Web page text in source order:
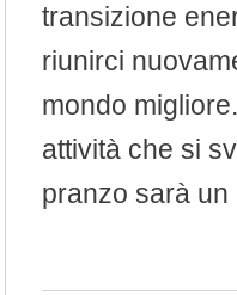
transizione
riunirci
mondo
attività che si
pranzo sarà